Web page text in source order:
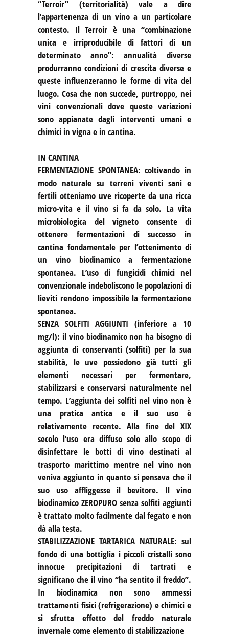
“Terroir” (territorialità) vale a dire
l’appartenenza di un vino a un particolare
contesto. Il Terroir è una “combinazione
unica e irriproducibile di fattori di un
determinato anno”: annualità diverse
produrranno condizioni di crescita diverse e
queste influenzeranno le forme di vita del
luogo. Cosa che non succede, purtroppo, nei
vini convenzionali dove queste variazioni
sono appianate dagli interventi umani e
chimici in vigna e in cantina.
IN CANTINA
FERMENTAZIONE SPONTANEA: coltivando in
modo naturale su terreni viventi sani e
fertili otteniamo uve ricoperte da una ricca
micro-vita e il vino si fa da solo. La vita
microbiologica del vigneto consente di
ottenere fermentazioni di successo in
cantina fondamentale per l’ottenimento di
un vino biodinamico a fermentazione
spontanea. L’uso di fungicidi chimici nel
convenzionale indeboliscono le popolazioni di
lieviti rendono impossibile la fermentazione
spontanea.
SENZA SOLFITI AGGIUNTI (inferiore a 10
mg/l): il vino biodinamico non ha bisogno di
aggiunta di conservanti (solfiti) per la sua
stabilità, le uve possiedono già tutti gli
elementi necessari per fermentare,
stabilizzarsi e conservarsi naturalmente nel
tempo. L’aggiunta dei solfiti nel vino non è
una pratica antica e il suo uso è
relativamente recente. Alla fine del XIX
secolo l’uso era diffuso solo allo scopo di
disinfettare le botti di vino destinati al
trasporto marittimo mentre nel vino non
veniva aggiunto in quanto si pensava che il
suo uso affliggesse il bevitore. Il vino
biodinamico ZEROPURO senza solfiti aggiunti
è trattato molto facilmente dal fegato e non
dà alla testa.
STABILIZZAZIONE TARTARICA NATURALE: sul
fondo di una bottiglia i piccoli cristalli sono
innocue precipitazioni di tartrati e
significano che il vino “ha sentito il freddo”.
In biodinamica non sono ammessi
trattamenti fisici (refrigerazione) e chimici e
si sfrutta effetto del freddo naturale
invernale come elemento di stabilizzazione